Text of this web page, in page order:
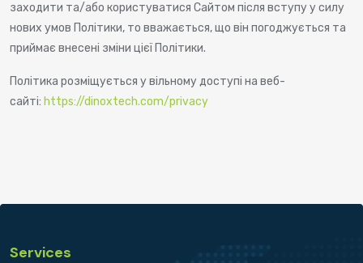
заходити та/або користуватися Сайтом після вступу у силу
нових умов Політики, то вважається, що він погоджується та
приймає внесені зміни цієї Політики.
Політика розміщується у вільному доступі на веб-
сайті: https://dinoxtech.com/privacy
Services